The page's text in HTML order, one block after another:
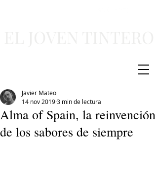
Alma of Spain, la reinvención
de los sabores de siempre
Javier Mateo
14 nov 20193 min de lectura